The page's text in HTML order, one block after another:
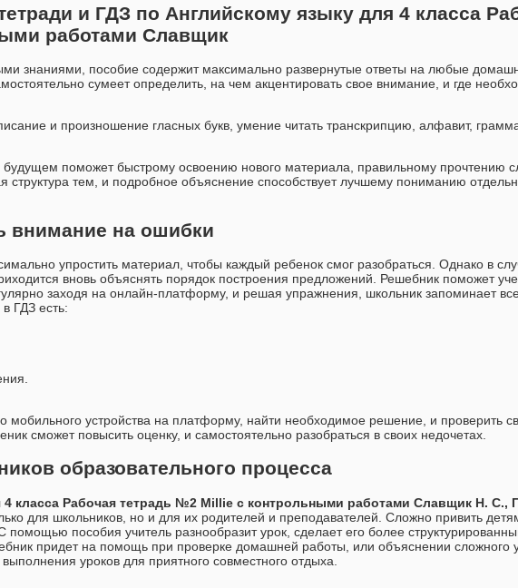
и ГДЗ по Английскому языку для 4 класса
работами Славщик
знаниями, пособие содержит максимально развернутые ответы на любые
сумеет определить, на чем акцентировать свое внимание, и где
и произношение гласных букв, умение читать транскрипцию, алфавит,
будущем поможет быстрому освоению нового материала, правильному прочтению
структура тем, и подробное объяснение способствует лучшему пониманию
внимание на ошибки
упростить материал, чтобы каждый ребенок смог разобраться. Однако в
вновь объяснять порядок построения предложений. Решебник поможет
заходя на онлайн-платформу, и решая упражнения, школьник запоминает
ГДЗ есть:
мобильного устройства на платформу, найти необходимое решение, и проверить
сможет повысить оценку, и самостоятельно разобраться в своих недочетах.
образовательного процесса
4 класса Рабочая тетрадь №2 Millie с контрольными работами Славщик Н.
для школьников, но и для их родителей и преподавателей. Сложно привить
помощью пособия учитель разнообразит урок, сделает его более
придет на помощь при проверке домашней работы, или объяснении сложного
уроков для приятного совместного отдыха.